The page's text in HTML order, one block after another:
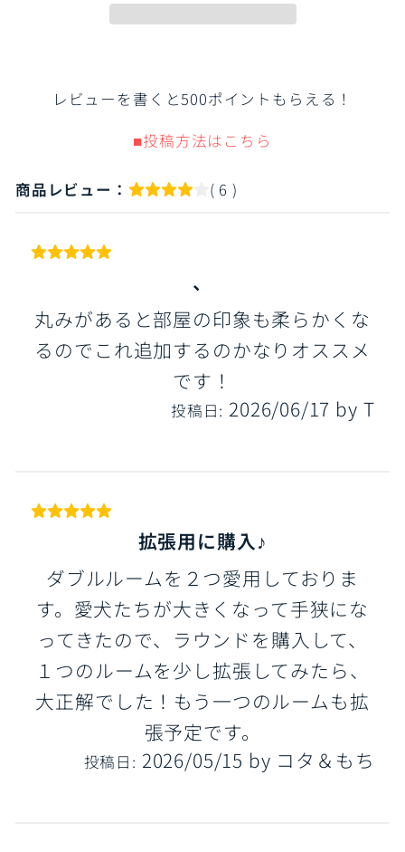
レビューを書くと500ポイントもらえる！
■投稿方法はこちら
商品レビュー： ( 6 )
、
丸みがあると部屋の印象も柔らかくな
るのでこれ追加するのかなりオススメ
です！
投稿日: 2026/06/17 by T
拡張用に購入♪
ダブルルームを２つ愛用しておりま
す。愛犬たちが大きくなって手狭にな
ってきたので、ラウンドを購入して、
１つのルームを少し拡張してみたら、
大正解でした！もう一つのルームも拡
張予定です。
投稿日: 2026/05/15 by コタ＆もち